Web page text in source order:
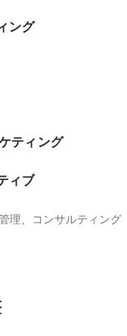
ング
ティング
ィブ
理、コンサルティング